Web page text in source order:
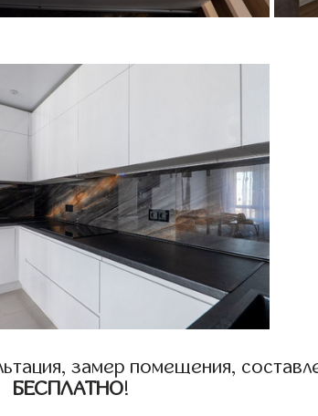
замер помещения,
БЕСПЛАТНО!